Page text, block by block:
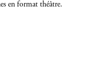
en format théâtre.